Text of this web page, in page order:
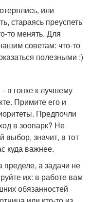
или
стараясь преуспеть
то менять. Для
советам: что-то
полезными :)
в гонке к лучшему
Примите его и
Предпочли
в зоопарк? Не
выбор, значит, в тот
куда важнее.
пределе, а задачи не
их: в работе вам
обязанностей